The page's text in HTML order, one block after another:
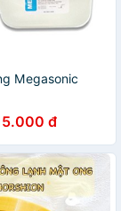
Megasonic
đ